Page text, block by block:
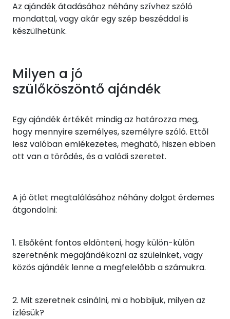
Az ajándék átadásához néhány szívhez szóló
mondattal, vagy akár egy szép beszéddal is
készülhetünk.
Milyen a jó
szülőköszöntő ajándék
Egy ajándék értékét mindig az határozza meg,
hogy mennyire személyes, személyre szóló. Ettől
lesz valóban emlékezetes, megható, hiszen ebben
ott van a törődés, és a valódi szeretet.
A jó ötlet megtalálásához néhány dolgot érdemes
átgondolni:
1. Elsőként fontos eldönteni, hogy külön-külön
szeretnénk megajándékozni az szüleinket, vagy
közös ajándék lenne a megfelelőbb a számukra.
2. Mit szeretnek csinálni, mi a hobbijuk, milyen az
ízlésük?